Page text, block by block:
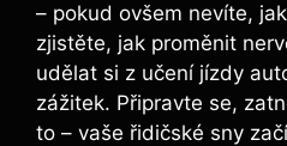
– pokud ovšem nevíte,
zjistěte, jak proměnit
udělat si z učení jízdy
zážitek. Připravte se,
to – vaše řidičské sny